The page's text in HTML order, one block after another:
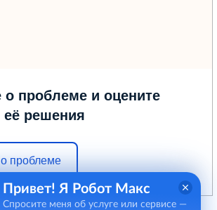
проблеме и оцените
её решения
проблеме
Привет! Я Робот Макс
Спросите меня об услуге или сервисе —